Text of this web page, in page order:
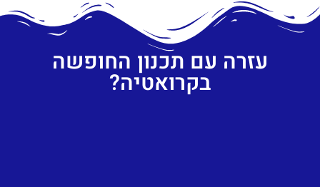
עזרה עם תכנון החופשה
בקרואטיה?